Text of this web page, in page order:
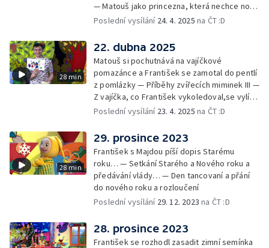
— Matouš jako princezna, která nechce nosit
brýle… — Cvoček astronautem — Nestyďte
Poslední vysílání 24. 4. 2025 na ČT :D
28 min
22. dubna 2025
Matouš si pochutnává na vajíčkové
pomazánce a František se zamotal do pentlí
z pomlázky — Příběhy zvířecích miminek III —
Z vajíčka, co František vykoledoval,se vylíhl
drak. Nejí princezny, ale miluje vajíčkovou
Rozloučení
Poslední vysílání 23. 4. 2025 na ČT :D
28 min
29. prosince 2023
František s Majdou píší dopis Starému
roku… — Setkání Starého a Nového roku a
předávání vlády… — Den tancovaní a přání
do nového roku a rozloučení
Poslední vysílání 29. 12. 2023 na ČT :D
28. prosince 2023
František se rozhodl zasadit zimní semínka